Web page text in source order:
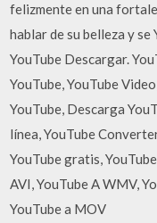
felizmente en una
hablar de su belleza y
YouTube Descargar.
YouTube, YouTube
YouTube, Descarga
línea, YouTube
YouTube gratis,
AVI, YouTube A WMV,
YouTube a MOV